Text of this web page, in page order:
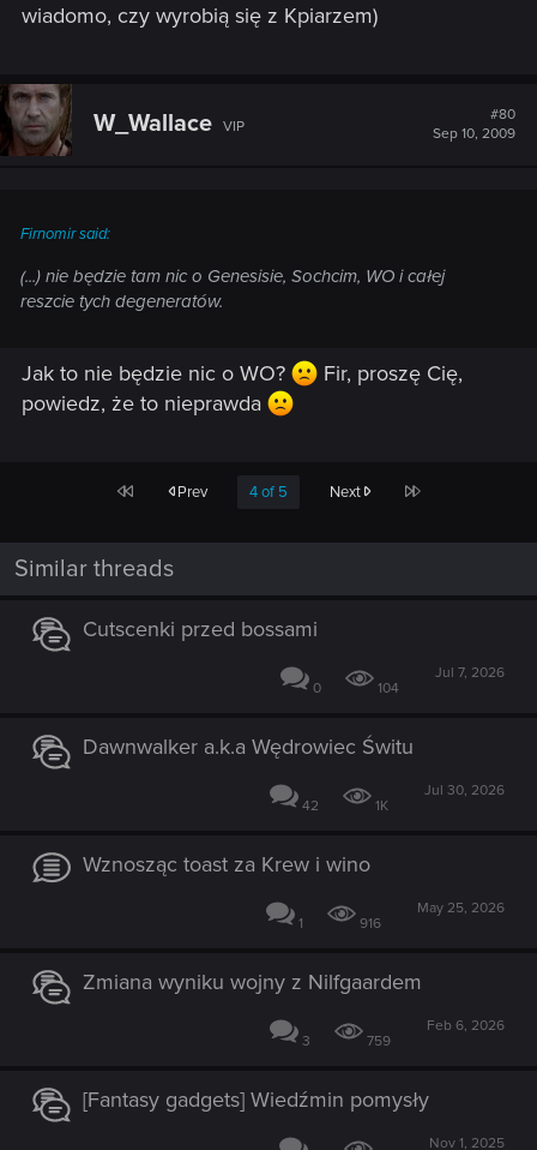
wiadomo, czy wyrobią się z Kpiarzem)
W_Wallace VIP
#80
Sep 10, 2009
Firnomir said:
(...) nie będzie tam nic o Genesisie, Sochcim, WO i całej
reszcie tych degeneratów.
Jak to nie będzie nic o WO?
Fir, proszę Cię,
powiedz, że to nieprawda
First Prev 4 of 5 Next Last
Similar threads
Cutscenki przed bossami
0 104
Jul 7, 2026
Dawnwalker a.k.a Wędrowiec Świtu
42 1K
Jul 30, 2026
Wznosząc toast za Krew i wino
1 916
May 25, 2026
Zmiana wyniku wojny z Nilfgaardem
3 759
Feb 6, 2026
[Fantasy gadgets] Wiedźmin pomysły
Nov 1, 2025